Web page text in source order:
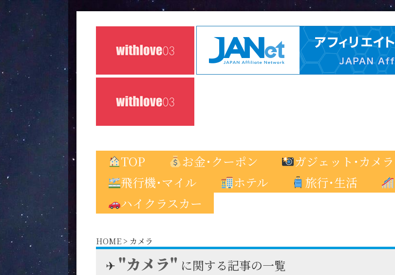
TOP お金･クーポン ガジェット･カメラ
飛行機･マイル
ホテル 旅行･生活
ハイクラスカー
HOME > カメラ
✈︎ "カメラ" に関する記事の一覧